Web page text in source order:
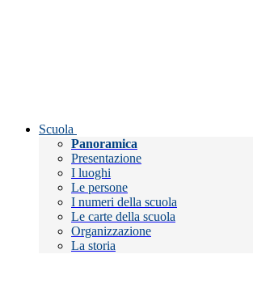
Scuola
Panoramica
Presentazione
I luoghi
Le persone
I numeri della scuola
Le carte della scuola
Organizzazione
La storia